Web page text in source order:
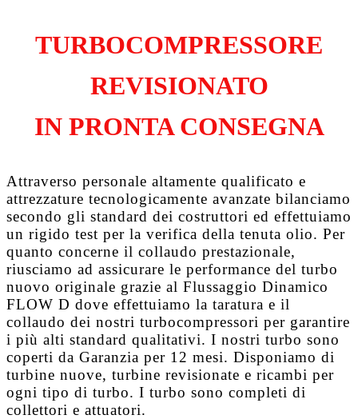
TURBOCOMPRESSORE
REVISIONATO
IN PRONTA CONSEGNA
Attraverso personale altamente qualificato e
attrezzature tecnologicamente avanzate bilanciamo
secondo gli standard dei costruttori ed effettuiamo
un rigido test per la verifica della tenuta olio. Per
quanto concerne il collaudo prestazionale,
riusciamo ad assicurare le performance del turbo
nuovo originale grazie al Flussaggio Dinamico
FLOW D dove effettuiamo la taratura e il
collaudo dei nostri turbocompressori per garantire
i più alti standard qualitativi. I nostri turbo sono
coperti da Garanzia per 12 mesi. Disponiamo di
turbine nuove, turbine revisionate e ricambi per
ogni tipo di turbo. I turbo sono completi di
collettori e attuatori.